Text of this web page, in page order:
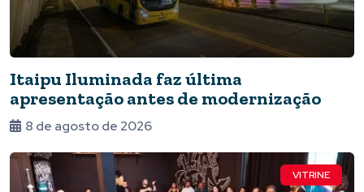
Itaipu Iluminada faz última
apresentação antes de modernização
8 de agosto de 2026
VITRINE